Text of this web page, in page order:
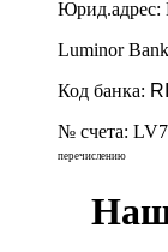
Юрид.адрес:
Luminor
Код банка:
№ счета:
перечислению